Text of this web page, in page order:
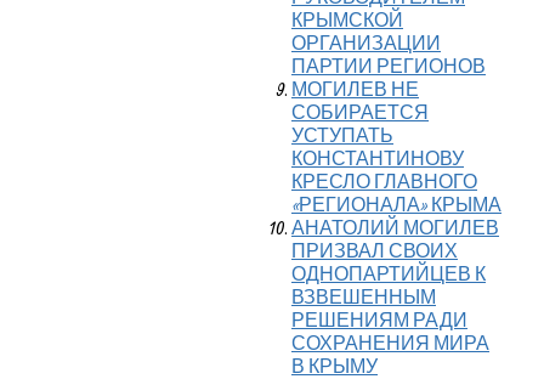
КРЫМСКОЙ
ОРГАНИЗАЦИИ
ПАРТИИ РЕГИОНОВ
МОГИЛЕВ НЕ
СОБИРАЕТСЯ
УСТУПАТЬ
КОНСТАНТИНОВУ
КРЕСЛО ГЛАВНОГО
«РЕГИОНАЛА» КРЫМА
АНАТОЛИЙ МОГИЛЕВ
ПРИЗВАЛ СВОИХ
ОДНОПАРТИЙЦЕВ К
ВЗВЕШЕННЫМ
РЕШЕНИЯМ РАДИ
СОХРАНЕНИЯ МИРА
В КРЫМУ